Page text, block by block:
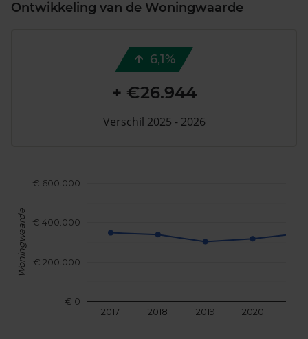
Ontwikkeling van de Woningwaarde
2017 2018 2019 2020
€ 0
€ 200.000
€ 400.000
€ 600.000
Woningwaarde
6,1%
+ €26.944
Verschil 2025 - 2026